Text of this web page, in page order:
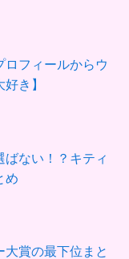
ロフィールからウ
き】
ばない！？キティ
め
賞の最下位まと